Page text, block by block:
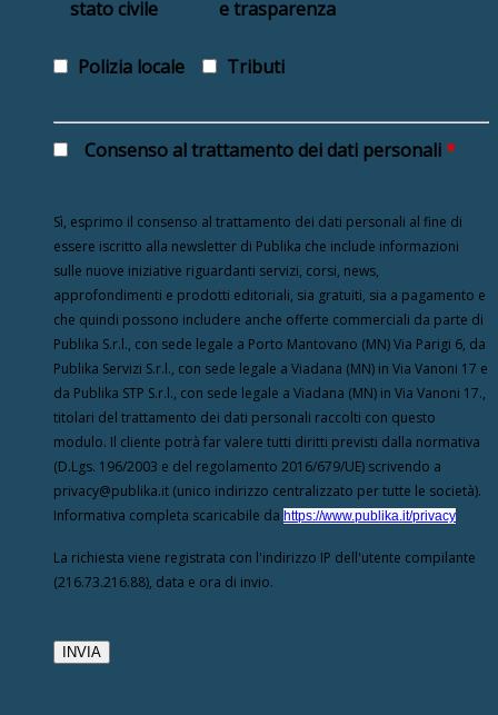
stato civile
e trasparenza
Polizia locale Tributi
Consenso al trattamento dei dati personali*
Sì, esprimo il consenso al trattamento dei dati personali al fine di
essere iscritto alla newsletter di Publika che include informazioni
sulle nuove iniziative riguardanti servizi, corsi, news,
approfondimenti e prodotti editoriali, sia gratuiti, sia a pagamento e
che quindi possono includere anche offerte commerciali da parte di
Publika S.r.l., con sede legale a Porto Mantovano (MN) Via Parigi 6, da
Publika Servizi S.r.l., con sede legale a Viadana (MN) in Via Vanoni 17 e
da Publika STP S.r.l., con sede legale a Viadana (MN) in Via Vanoni 17.,
titolari del trattamento dei dati personali raccolti con questo
modulo. Il cliente potrà far valere tutti diritti previsti dalla normativa
(D.Lgs. 196/2003 e del regolamento 2016/679/UE) scrivendo a
privacy@publika.it (unico indirizzo centralizzato per tutte le società).
Informativa completa scaricabile da https://www.publika.it/privacy
La richiesta viene registrata con l'indirizzo IP dell'utente compilante
(216.73.216.88), data e ora di invio.